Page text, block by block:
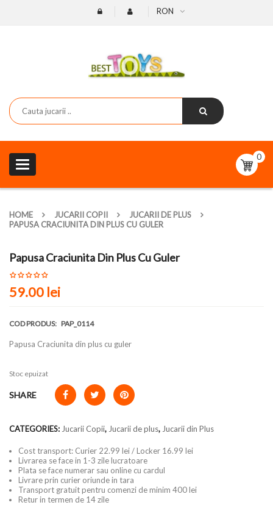
RON
Toggle
navigation
0
HOME JUCARII COPII
JUCARII DE PLUS
PAPUSA CRACIUNITA DIN PLUS CU GULER
Papusa Craciunita Din Plus Cu Guler
59.00 lei
COD PRODUS: PAP_0114
Papusa Craciunita din plus cu guler
Stoc epuizat
SHARE
CATEGORIES: Jucarii Copii, Jucarii de plus, Jucarii din Plus
Cost transport: Curier 22.99 lei / Locker 16.99 lei
Livrarea se face in 1-3 zile lucratoare
Plata se face numerar sau online cu cardul
Livrare prin curier oriunde in tara
Transport gratuit pentru comenzi de minim 400 lei
Retur in termen de 14 zile